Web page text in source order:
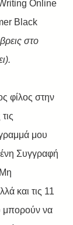
Writing Online
Black
στο
φίλος στην
μου
Συγγραφή
και τις 11
μπορούν να